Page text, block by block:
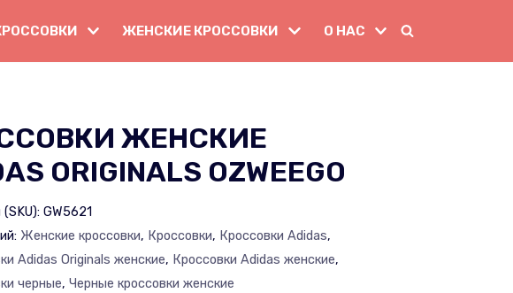
ЖЕНСКИЕ КРОССОВКИ О НАС
ЖЕНСКИЕ
ORIGINALS OZWEEGO
(SKU):GW5621
Женские кроссовки, Кроссовки, Кроссовки Adidas,
Adidas Originals женские, Кроссовки Adidas женские,
черные,Черные кроссовки женские